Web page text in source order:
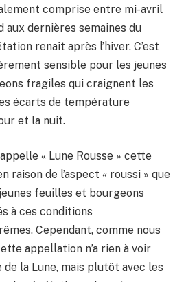
comprise entre mi-avril
aux dernières semaines du
renaît après l’hiver. C’est
sensible pour les jeunes
fragiles qui craignent les
écarts de température
et la nuit.
« Lune Rousse » cette
raison de l’aspect « roussi » que
feuilles et bourgeons
à ces conditions
Cependant, comme nous
appellation n’a rien à voir
la Lune, mais plutôt avec les